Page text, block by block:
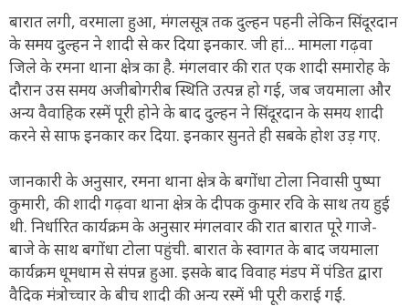
बारात लगी, वरमाला हुआ, मंगलसूत्र तक दुल्हन पहनी लेकिन सिंदूरदान
के समय दुल्हन ने शादी से कर दिया इनकार. जी हां... मामला गढ़वा
जिले के रमना थाना क्षेत्र का है. मंगलवार की रात एक शादी समारोह के
दौरान उस समय अजीबोगरीब स्थिति उत्पन्न हो गई, जब जयमाला और
अन्य वैवाहिक रस्में पूरी होने के बाद दुल्हन ने सिंदूरदान के समय शादी
करने से साफ इनकार कर दिया. इनकार सुनते ही सबके होश उड़ गए.
जानकारी के अनुसार, रमना थाना क्षेत्र के बगोंधा टोला निवासी पुष्पा
कुमारी, की शादी गढ़वा थाना क्षेत्र के दीपक कुमार रवि के साथ तय हुई
थी. निर्धारित कार्यक्रम के अनुसार मंगलवार की रात बारात पूरे गाजे-
बाजे के साथ बगोंधा टोला पहुंची. बारात के स्वागत के बाद जयमाला
कार्यक्रम धूमधाम से संपन्न हुआ. इसके बाद विवाह मंडप में पंडित द्वारा
वैदिक मंत्रोच्चार के बीच शादी की अन्य रस्में भी पूरी कराई गईं.